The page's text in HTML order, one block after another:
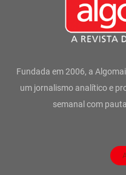
Fundada em 2006, a
um jornalismo analítico e
semanal com